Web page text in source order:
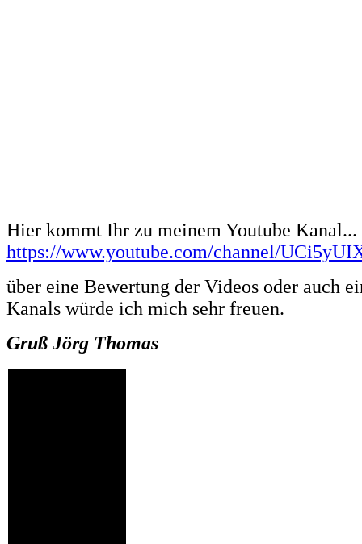
Hier kommt Ihr zu meinem Youtube Kanal...
https://www.youtube.com/channel/
über eine Bewertung der Videos oder auch
Kanals würde ich mich sehr freuen.
Gruß Jörg Thomas